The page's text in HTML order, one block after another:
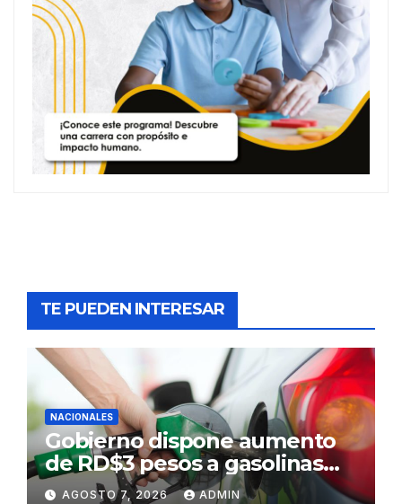
TE PUEDEN INTERESAR
NACIONALES
Gobierno dispone aumento
de RD$3 pesos a gasolinas
premium y regular
AGOSTO 7, 2026 ADMIN